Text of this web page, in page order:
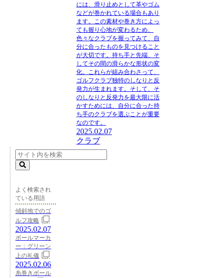
には、滑り止めとして革やゴム
などが巻かれている場合もあり
ます。この素材や巻き方によっ
ても握り心地が変わるため、
色々なクラブを握ってみて、自
分に合ったものを見つけること
が大切です。持ち手と先端、そ
してその間の滑らかな形状の変
化。これらが組み合わさって、
ゴルフクラブ独特のしなりと反
発力が生まれます。そして、そ
のしなりと反発力を最大限に活
かすためには、自分に合った持
ち手のクラブを選ぶことが重要
なのです。
2025.02.07
クラブ
よく検索され
ている用語
傾斜地でのゴ
ルフ攻略
2025.02.07
ボールマーカ
ー：グリーン
上の礼儀
2025.02.06
糸巻きボール